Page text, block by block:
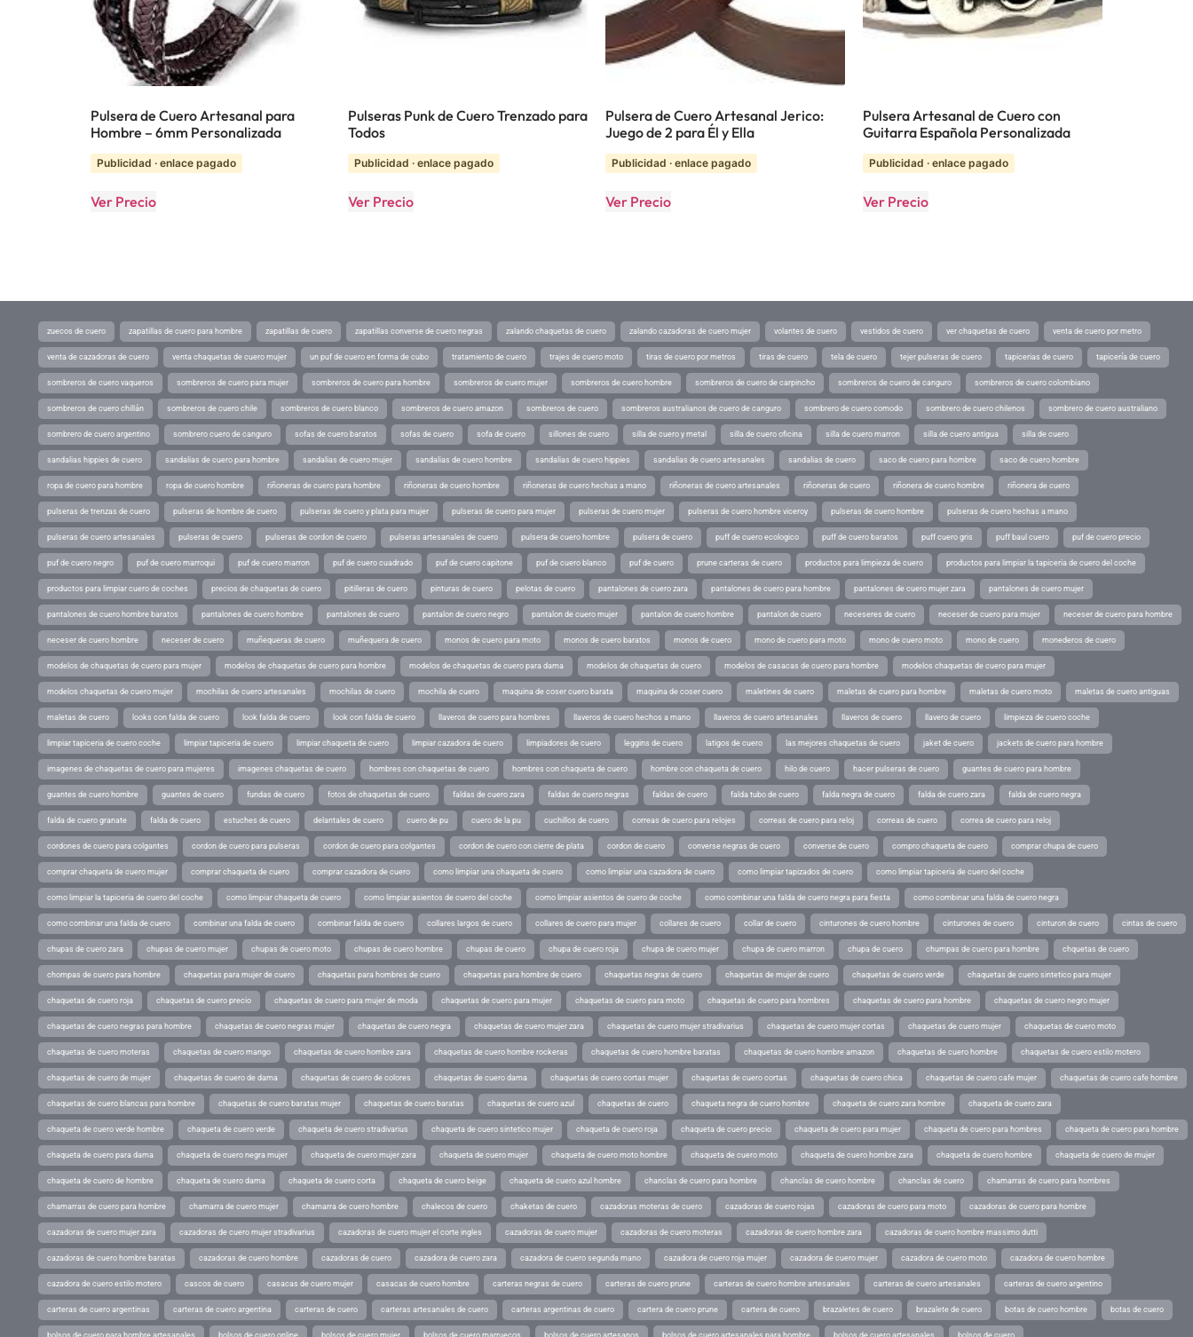
Pulsera de Cuero Artesanal para
Hombre – 6mm Personalizada
Publicidad · enlace pagado
Ver Precio
Pulseras Punk de Cuero Trenzado para
Todos
Publicidad · enlace pagado
Ver Precio
Pulsera de Cuero Artesanal Jerico:
Juego de 2 para Él y Ella
Publicidad · enlace pagado
Ver Precio
Pulsera Artesanal de Cuero con
Guitarra Española Personalizada
Publicidad · enlace pagado
Ver Precio
zuecos de cuero zapatillas de cuero para hombre zapatillas de cuero zapatillas converse de cuero negras zalando chaquetas de cuero zalando cazadoras de cuero mujer volantes de cuero vestidos de cuero ver chaquetas de cuero venta de cuero por metro
venta de cazadoras de cuero venta chaquetas de cuero mujer un puf de cuero en forma de cubo tratamiento de cuero trajes de cuero moto tiras de cuero por metros tiras de cuero tela de cuero tejer pulseras de cuero tapicerias de cuero tapicería de cuero
sombreros de cuero vaqueros sombreros de cuero para mujer sombreros de cuero para hombre sombreros de cuero mujer sombreros de cuero hombre sombreros de cuero de carpincho sombreros de cuero de canguro sombreros de cuero colombiano
sombreros de cuero chillán sombreros de cuero chile sombreros de cuero blanco sombreros de cuero amazon sombreros de cuero sombreros australianos de cuero de canguro sombrero de cuero comodo sombrero de cuero chilenos sombrero de cuero australiano
sombrero de cuero argentino sombrero cuero de canguro sofas de cuero baratos sofas de cuero sofa de cuero sillones de cuero silla de cuero y metal silla de cuero oficina silla de cuero marron silla de cuero antigua silla de cuero
sandalias hippies de cuero sandalias de cuero para hombre sandalias de cuero mujer sandalias de cuero hombre sandalias de cuero hippies sandalias de cuero artesanales sandalias de cuero saco de cuero para hombre saco de cuero hombre
ropa de cuero para hombre ropa de cuero hombre riñoneras de cuero para hombre riñoneras de cuero hombre riñoneras de cuero hechas a mano riñoneras de cuero artesanales riñoneras de cuero riñonera de cuero hombre riñonera de cuero
pulseras de trenzas de cuero pulseras de hombre de cuero pulseras de cuero y plata para mujer pulseras de cuero para mujer pulseras de cuero mujer pulseras de cuero hombre viceroy pulseras de cuero hombre pulseras de cuero hechas a mano
pulseras de cuero artesanales pulseras de cuero pulseras de cordon de cuero pulseras artesanales de cuero pulsera de cuero hombre pulsera de cuero puff de cuero ecologico puff de cuero baratos puff cuero gris puff baul cuero puf de cuero precio
puf de cuero negro puf de cuero marroqui puf de cuero marron puf de cuero cuadrado puf de cuero capitone puf de cuero blanco puf de cuero prune carteras de cuero productos para limpieza de cuero productos para limpiar la tapiceria de cuero del coche
productos para limpiar cuero de coches precios de chaquetas de cuero pitilleras de cuero pinturas de cuero pelotas de cuero pantalones de cuero zara pantalones de cuero para hombre pantalones de cuero mujer zara pantalones de cuero mujer
pantalones de cuero hombre baratos pantalones de cuero hombre pantalones de cuero pantalon de cuero negro pantalon de cuero mujer pantalon de cuero hombre pantalon de cuero neceseres de cuero neceser de cuero para mujer neceser de cuero para hombre
neceser de cuero hombre neceser de cuero muñequeras de cuero muñequera de cuero monos de cuero para moto monos de cuero baratos monos de cuero mono de cuero para moto mono de cuero moto mono de cuero monederos de cuero
modelos de chaquetas de cuero para mujer modelos de chaquetas de cuero para hombre modelos de chaquetas de cuero para dama modelos de chaquetas de cuero modelos de casacas de cuero para hombre modelos chaquetas de cuero para mujer
modelos chaquetas de cuero mujer mochilas de cuero artesanales mochilas de cuero mochila de cuero maquina de coser cuero barata maquina de coser cuero maletines de cuero maletas de cuero para hombre maletas de cuero moto maletas de cuero antiguas
maletas de cuero looks con falda de cuero look falda de cuero look con falda de cuero llaveros de cuero para hombres llaveros de cuero hechos a mano llaveros de cuero artesanales llaveros de cuero llavero de cuero limpieza de cuero coche
limpiar tapiceria de cuero coche limpiar tapiceria de cuero limpiar chaqueta de cuero limpiar cazadora de cuero limpiadores de cuero leggins de cuero latigos de cuero las mejores chaquetas de cuero jaket de cuero jackets de cuero para hombre
imagenes de chaquetas de cuero para mujeres imagenes chaquetas de cuero hombres con chaquetas de cuero hombres con chaqueta de cuero hombre con chaqueta de cuero hilo de cuero hacer pulseras de cuero guantes de cuero para hombre
guantes de cuero hombre guantes de cuero fundas de cuero fotos de chaquetas de cuero faldas de cuero zara faldas de cuero negras faldas de cuero falda tubo de cuero falda negra de cuero falda de cuero zara falda de cuero negra
falda de cuero granate falda de cuero estuches de cuero delantales de cuero cuero de pu cuero de la pu cuchillos de cuero correas de cuero para relojes correas de cuero para reloj correas de cuero correa de cuero para reloj
cordones de cuero para colgantes cordon de cuero para pulseras cordon de cuero para colgantes cordon de cuero con cierre de plata cordon de cuero converse negras de cuero converse de cuero compro chaqueta de cuero comprar chupa de cuero
comprar chaqueta de cuero mujer comprar chaqueta de cuero comprar cazadora de cuero como limpiar una chaqueta de cuero como limpiar una cazadora de cuero como limpiar tapizados de cuero como limpiar tapiceria de cuero del coche
como limpiar la tapiceria de cuero del coche como limpiar chaqueta de cuero como limpiar asientos de cuero del coche como limpiar asientos de cuero de coche como combinar una falda de cuero negra para fiesta como combinar una falda de cuero negra
como combinar una falda de cuero combinar una falda de cuero combinar falda de cuero collares largos de cuero collares de cuero para mujer collares de cuero collar de cuero cinturones de cuero hombre cinturones de cuero cinturon de cuero cintas de cuero
chupas de cuero zara chupas de cuero mujer chupas de cuero moto chupas de cuero hombre chupas de cuero chupa de cuero roja chupa de cuero mujer chupa de cuero marron chupa de cuero chumpas de cuero para hombre chquetas de cuero
chompas de cuero para hombre chaquetas para mujer de cuero chaquetas para hombres de cuero chaquetas para hombre de cuero chaquetas negras de cuero chaquetas de mujer de cuero chaquetas de cuero verde chaquetas de cuero sintetico para mujer
chaquetas de cuero roja chaquetas de cuero precio chaquetas de cuero para mujer de moda chaquetas de cuero para mujer chaquetas de cuero para moto chaquetas de cuero para hombres chaquetas de cuero para hombre chaquetas de cuero negro mujer
chaquetas de cuero negras para hombre chaquetas de cuero negras mujer chaquetas de cuero negra chaquetas de cuero mujer zara chaquetas de cuero mujer stradivarius chaquetas de cuero mujer cortas chaquetas de cuero mujer chaquetas de cuero moto
chaquetas de cuero moteras chaquetas de cuero mango chaquetas de cuero hombre zara chaquetas de cuero hombre rockeras chaquetas de cuero hombre baratas chaquetas de cuero hombre amazon chaquetas de cuero hombre chaquetas de cuero estilo motero
chaquetas de cuero de mujer chaquetas de cuero de dama chaquetas de cuero de colores chaquetas de cuero dama chaquetas de cuero cortas mujer chaquetas de cuero cortas chaquetas de cuero chica chaquetas de cuero cafe mujer chaquetas de cuero cafe hombre
chaquetas de cuero blancas para hombre chaquetas de cuero baratas mujer chaquetas de cuero baratas chaquetas de cuero azul chaquetas de cuero chaqueta negra de cuero hombre chaqueta de cuero zara hombre chaqueta de cuero zara
chaqueta de cuero verde hombre chaqueta de cuero verde chaqueta de cuero stradivarius chaqueta de cuero sintetico mujer chaqueta de cuero roja chaqueta de cuero precio chaqueta de cuero para mujer chaqueta de cuero para hombres chaqueta de cuero para hombre
chaqueta de cuero para dama chaqueta de cuero negra mujer chaqueta de cuero mujer zara chaqueta de cuero mujer chaqueta de cuero moto hombre chaqueta de cuero moto chaqueta de cuero hombre zara chaqueta de cuero hombre chaqueta de cuero de mujer
chaqueta de cuero de hombre chaqueta de cuero dama chaqueta de cuero corta chaqueta de cuero beige chaqueta de cuero azul hombre chanclas de cuero para hombre chanclas de cuero hombre chanclas de cuero chamarras de cuero para hombres
chamarras de cuero para hombre chamarra de cuero mujer chamarra de cuero hombre chalecos de cuero chaketas de cuero cazadoras moteras de cuero cazadoras de cuero rojas cazadoras de cuero para moto cazadoras de cuero para hombre
cazadoras de cuero mujer zara cazadoras de cuero mujer stradivarius cazadoras de cuero mujer el corte ingles cazadoras de cuero mujer cazadoras de cuero moteras cazadoras de cuero hombre zara cazadoras de cuero hombre massimo dutti
cazadoras de cuero hombre baratas cazadoras de cuero hombre cazadoras de cuero cazadora de cuero zara cazadora de cuero segunda mano cazadora de cuero roja mujer cazadora de cuero mujer cazadora de cuero moto cazadora de cuero hombre
cazadora de cuero estilo motero cascos de cuero casacas de cuero mujer casacas de cuero hombre carteras negras de cuero carteras de cuero prune carteras de cuero hombre artesanales carteras de cuero artesanales carteras de cuero argentino
carteras de cuero argentinas carteras de cuero argentina carteras de cuero carteras artesanales de cuero carteras argentinas de cuero cartera de cuero prune cartera de cuero brazaletes de cuero brazalete de cuero botas de cuero hombre botas de cuero